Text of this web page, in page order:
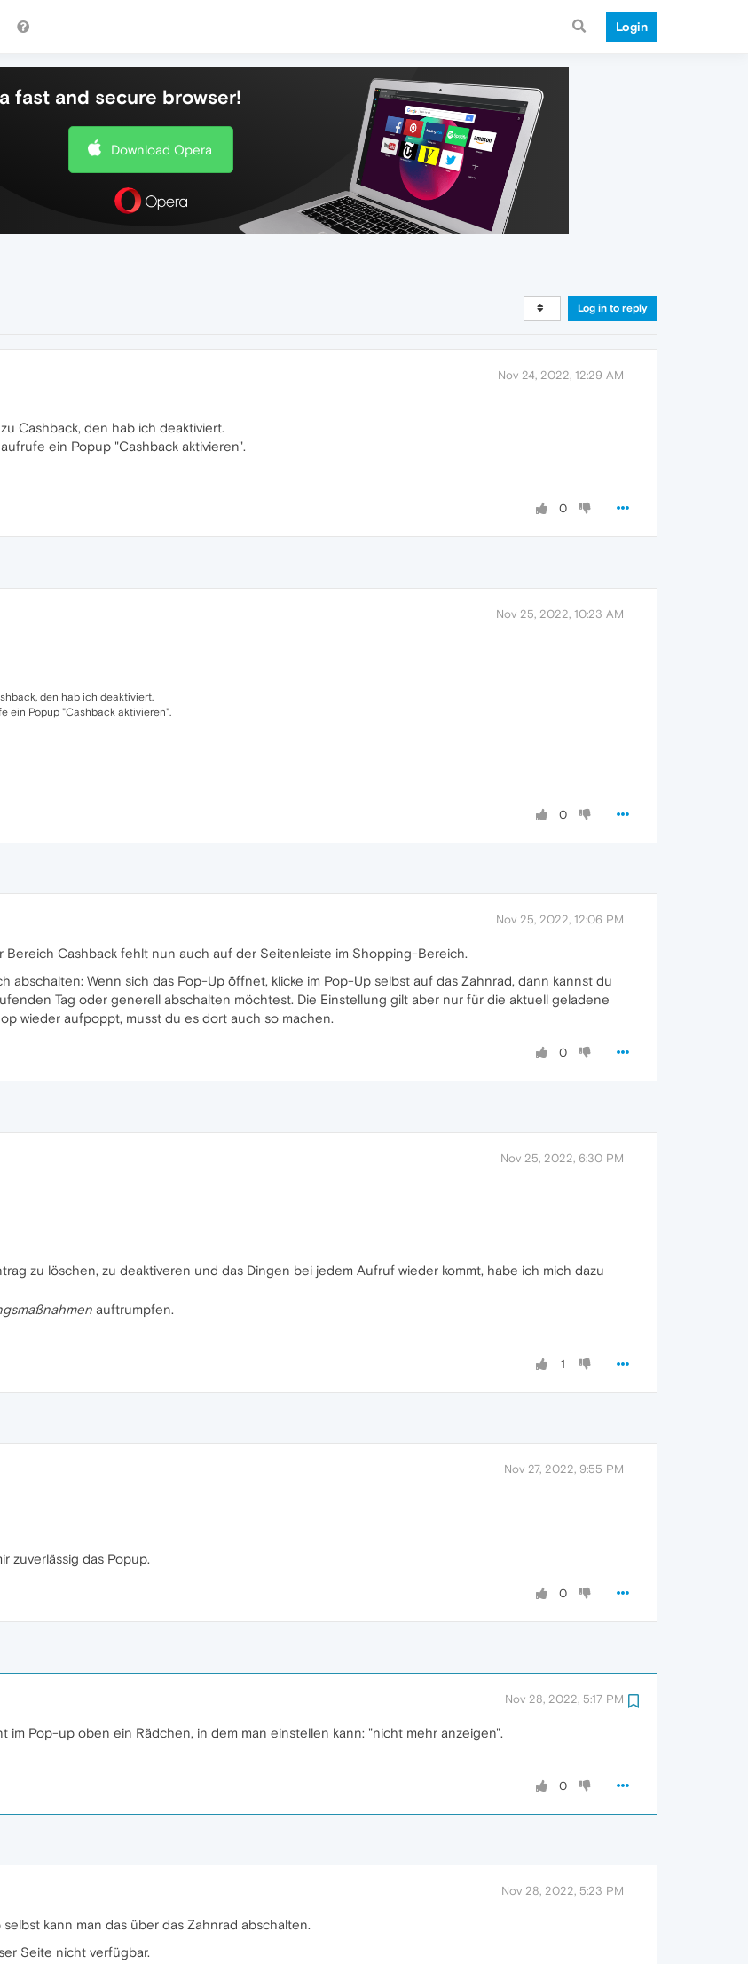
Login
fast and secure browser!
Download Opera
Log in to reply
Nov 24, 2022, 12:29 AM
Cashback, den hab ich deaktiviert.
ein Popup "Cashback aktivieren".
0
Nov 25, 2022, 10:23 AM
den hab ich deaktiviert.
ein Popup "Cashback aktivieren".
0
Nov 25, 2022, 12:06 PM
Bereich Cashback fehlt nun auch auf der Seitenleiste im Shopping-Bereich.
abschalten: Wenn sich das Pop-Up öffnet, klicke im Pop-Up selbst auf das Zahnrad, dann kannst du
Tag oder generell abschalten möchtest. Die Einstellung gilt aber nur für die aktuell geladene
wieder aufpoppt, musst du es dort auch so machen.
0
Nov 25, 2022, 6:30 PM
zu löschen, zu deaktiveren und das Dingen bei jedem Aufruf wieder kommt, habe ich mich dazu
auftrumpfen.
1
Nov 27, 2022, 9:55 PM
zuverlässig das Popup.
0
Nov 28, 2022, 5:17 PM
im Pop-up oben ein Rädchen, in dem man einstellen kann: "nicht mehr anzeigen".
0
Nov 28, 2022, 5:23 PM
kann man das über das Zahnrad abschalten.
Seite nicht verfügbar.